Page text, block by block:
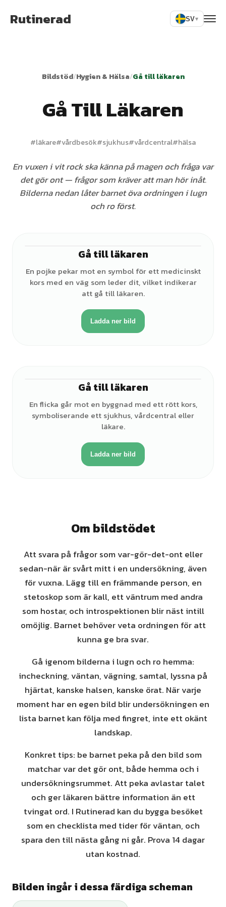
Rutinerad SV▾
Bildstöd/Hygien & Hälsa/Gå till läkaren
Gå Till Läkaren
#läkare#vårdbesök#sjukhus#vårdcentral#hälsa
En vuxen i vit rock ska känna på magen och fråga var
det gör ont — frågor som kräver att man hör inåt.
Bilderna nedan låter barnet öva ordningen i lugn
och ro först.
Gå till läkaren
En pojke pekar mot en symbol för ett medicinskt
kors med en väg som leder dit, vilket indikerar
att gå till läkaren.
Ladda ner bild
Gå till läkaren
En flicka går mot en byggnad med ett rött kors,
symboliserande ett sjukhus, vårdcentral eller
läkare.
Ladda ner bild
Om bildstödet
Att svara på frågor som var-gör-det-ont eller
sedan-när är svårt mitt i en undersökning, även
för vuxna. Lägg till en främmande person, en
stetoskop som är kall, ett väntrum med andra
som hostar, och introspektionen blir näst intill
omöjlig. Barnet behöver veta ordningen för att
kunna ge bra svar.
Gå igenom bilderna i lugn och ro hemma:
incheckning, väntan, vägning, samtal, lyssna på
hjärtat, kanske halsen, kanske örat. När varje
moment har en egen bild blir undersökningen en
lista barnet kan följa med fingret, inte ett okänt
landskap.
Konkret tips: be barnet peka på den bild som
matchar var det gör ont, både hemma och i
undersökningsrummet. Att peka avlastar talet
och ger läkaren bättre information än ett
tvingat ord. I Rutinerad kan du bygga besöket
som en checklista med tider för väntan, och
spara den till nästa gång ni går. Prova 14 dagar
utan kostnad.
Bilden ingår i dessa färdiga scheman